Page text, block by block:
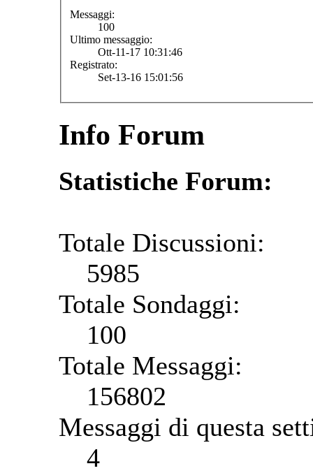
Messaggi:
100
Ultimo messaggio:
Ott-11-17 10:31:46
Registrato:
Set-13-16 15:01:56
Info Forum
Statistiche Forum:
Totale Discussioni:
5985
Totale Sondaggi:
100
Totale Messaggi:
156802
Messaggi di questa
4